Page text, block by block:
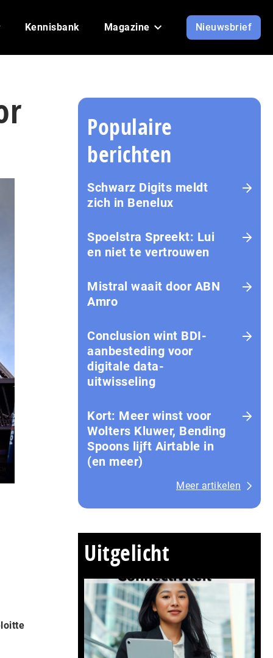
Kennisbank Magazine Nieuwsbrief
Populaire
berichten
Schwarz Digits meldt
zich in Benelux
Spoelstra Spreekt: Lui
en niet te vertrouwen
Mistral waait door ABN
Amro
Conclusion wint BDI-
aanbesteding voor
digitale data-
uitwisseling
Kort: Meer winst voor
Wolters Kluwer, Bending
Spoons lijft Airtable in
(en meer)
Meer artikelen
Uitgelicht